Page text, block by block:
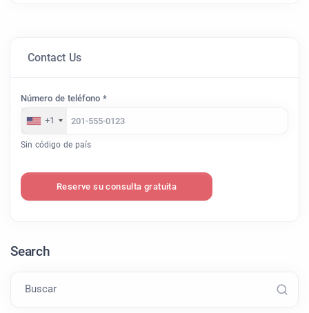
Contact Us
Número de teléfono *
+1
Sin código de país
Reserve su consulta gratuita
Search
Buscar